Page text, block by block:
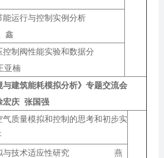
能运行与控制实例分析
控制阀性能实验和数据分
楠
与建筑能耗模拟分析》 专题交流会
宏庆 张国强
气质量模拟和控制的思考和初步实
拟与技术适应性研究 燕